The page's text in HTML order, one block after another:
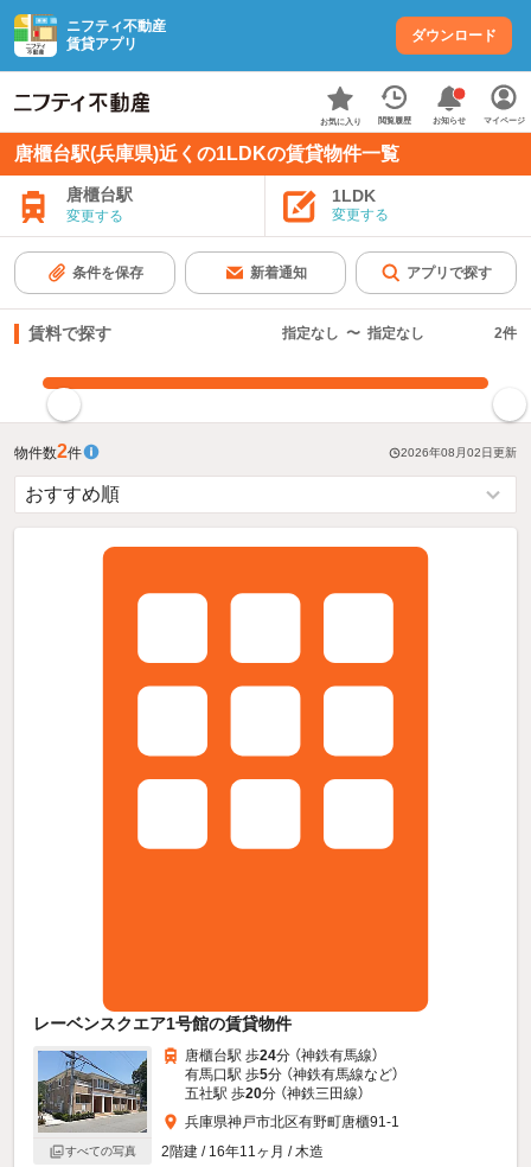
ニフティ不動産
賃貸アプリ
ダウンロード
お気に入り 閲覧履歴 お知らせ マイページ
唐櫃台駅(兵庫県)近くの1LDKの賃貸物件一覧
唐櫃台駅
変更する
1LDK
変更する
条件を保存 新着通知 アプリで探す
賃料で探す 指定なし 〜 指定なし 2件
物件数2件 2026年08月02日更新
レーベンスクエア1号館の賃貸物件
すべての写真
唐櫃台駅 歩24分 （神鉄有馬線）
有馬口駅 歩5分 （神鉄有馬線など）
五社駅 歩20分 （神鉄三田線）
兵庫県神戸市北区有野町唐櫃91-1
2階建 / 16年11ヶ月 / 木造